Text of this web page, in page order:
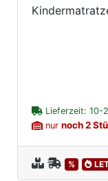
Lieferzeit: 10-
nur noch 2
%